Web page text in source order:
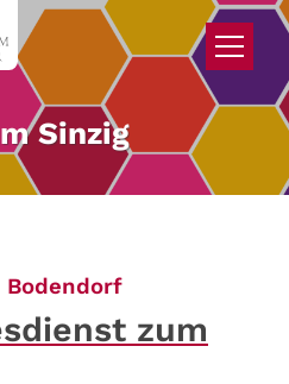
Sinzig
Bodendorf:
zum